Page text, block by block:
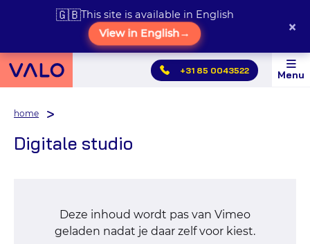
Hoofdmenu
overslaan
+31 85 0043522 Menu
home
Digitale studio
Deze inhoud wordt pas van Vimeo
geladen nadat je daar zelf voor kiest.
🇬🇧This site is available in English
View in English→ ×